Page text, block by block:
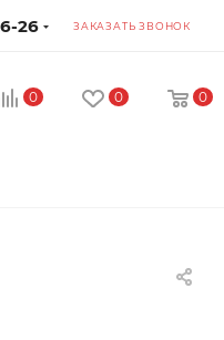
26 ЗАКАЗАТЬ ЗВОНОК
0 0 0